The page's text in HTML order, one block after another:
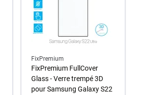
FixPremium
FixPremium FullCover
Glass - Verre trempé 3D
pour Samsung Galaxy S22